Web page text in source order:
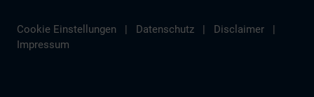
Cookie Einstellungen | Datenschutz | Disclaimer
|
Impressum